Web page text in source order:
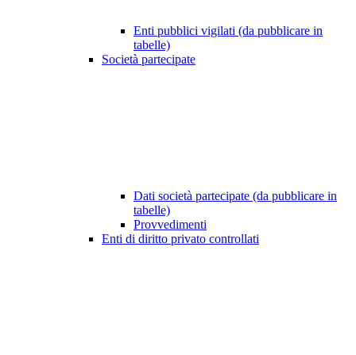
Enti pubblici vigilati (da pubblicare in
tabelle)
Società partecipate
Dati società partecipate (da pubblicare in
tabelle)
Provvedimenti
Enti di diritto privato controllati